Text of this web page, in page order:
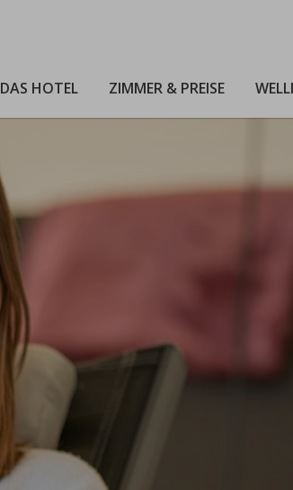
DAS HOTEL ZIMMER & PREISE